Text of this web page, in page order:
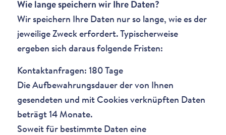
Wie lange speichern wir Ihre Daten?
Wir speichern Ihre Daten nur so lange, wie es der
jeweilige Zweck erfordert. Typischerweise
ergeben sich daraus folgende Fristen:
Kontaktanfragen: 180 Tage
Die Aufbewahrungsdauer der von Ihnen
gesendeten und mit Cookies verknüpften Daten
beträgt 14 Monate.
Soweit für bestimmte Daten eine